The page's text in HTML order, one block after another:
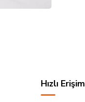
Hızlı Erişim